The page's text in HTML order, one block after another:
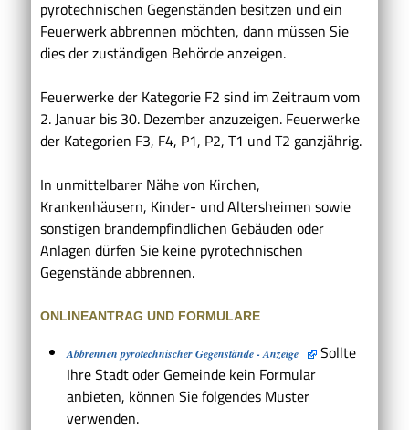
pyrotechnischen Gegenständen besitzen und ein
Feuerwerk abbrennen möchten, dann müssen Sie
dies der zuständigen Behörde anzeigen.
Feuerwerke der Kategorie F2 sind im Zeitraum vom
2. Januar bis 30. Dezember anzuzeigen. Feuerwerke
der Kategorien F3, F4, P1, P2, T1 und T2 ganzjährig.
In unmittelbarer Nähe von Kirchen,
Krankenhäusern, Kinder- und Altersheimen sowie
sonstigen brandempfindlichen Gebäuden oder
Anlagen dürfen Sie keine pyrotechnischen
Gegenstände abbrennen.
ONLINEANTRAG UND FORMULARE
Abbrennen pyrotechnischer Gegenstände - Anzeige
Sollte
Ihre Stadt oder Gemeinde kein Formular
anbieten, können Sie folgendes Muster
verwenden.